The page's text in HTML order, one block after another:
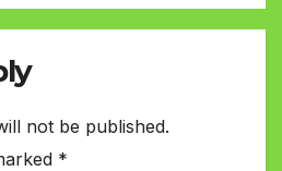
not be published.
*